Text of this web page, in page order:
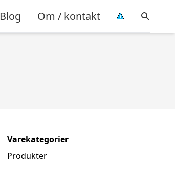
Blog Om / kontakt
Varekategorier
Produkter